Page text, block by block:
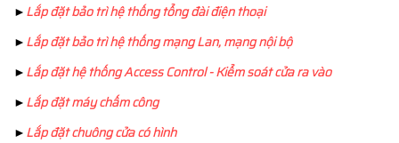
►Lắp đặt bảo trì hệ thống tổng đài điện thoại
►Lắp đặt bảo trì hệ thống mạng Lan, mạng nội bộ
►Lắp đặt hệ thống Access Control - Kiểm soát cửa ra vào
►Lắp đặt máy chấm công
►Lắp đặt chuông cửa có hình